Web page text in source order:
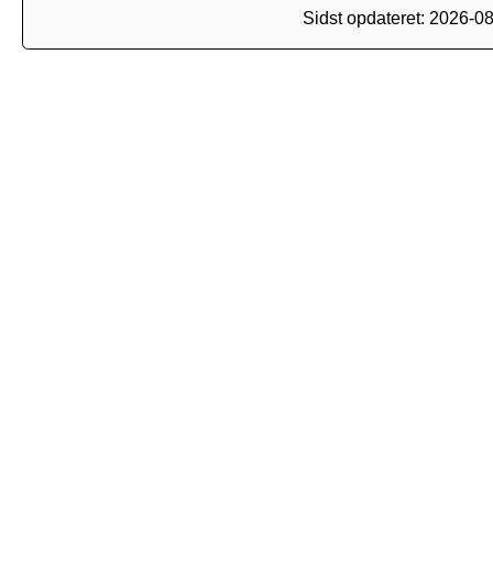
Sidst opdateret: 2026-